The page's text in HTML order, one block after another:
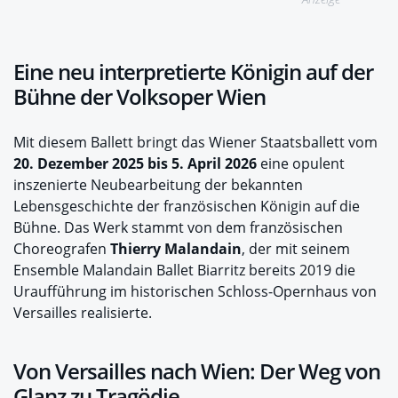
Eine neu interpretierte Königin auf der
Bühne der Volksoper Wien
Mit diesem Ballett bringt das Wiener Staatsballett vom
20. Dezember 2025 bis 5. April 2026 eine opulent
inszenierte Neubearbeitung der bekannten
Lebensgeschichte der französischen Königin auf die
Bühne. Das Werk stammt von dem französischen
Choreografen Thierry Malandain, der mit seinem
Ensemble Malandain Ballet Biarritz bereits 2019 die
Uraufführung im historischen Schloss-Opernhaus von
Versailles realisierte.
Von Versailles nach Wien: Der Weg von